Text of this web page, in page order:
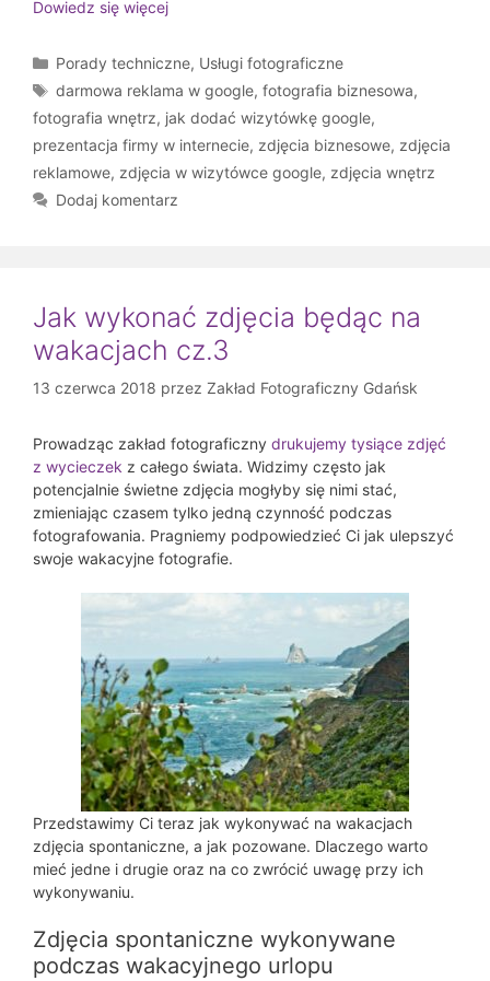
Dowiedz się więcej
Kategorie
Porady techniczne, Usługi fotograficzne
Tagi
darmowa reklama w google,fotografia biznesowa,
fotografia wnętrz, jak dodać wizytówkę google,
prezentacja firmy w internecie, zdjęcia biznesowe, zdjęcia
reklamowe, zdjęcia w wizytówce google, zdjęcia wnętrz
Dodaj komentarz
Jak wykonać zdjęcia będąc na
wakacjach cz.3
13 czerwca 2018 przez Zakład Fotograficzny Gdańsk
Prowadząc zakład fotograficzny drukujemy tysiące zdjęć
z wycieczek z całego świata. Widzimy często jak
potencjalnie świetne zdjęcia mogłyby się nimi stać,
zmieniając czasem tylko jedną czynność podczas
fotografowania. Pragniemy podpowiedzieć Ci jak ulepszyć
swoje wakacyjne fotografie.
Przedstawimy Ci teraz jak wykonywać na wakacjach
zdjęcia spontaniczne, a jak pozowane. Dlaczego warto
mieć jedne i drugie oraz na co zwrócić uwagę przy ich
wykonywaniu.
Zdjęcia spontaniczne wykonywane
podczas wakacyjnego urlopu